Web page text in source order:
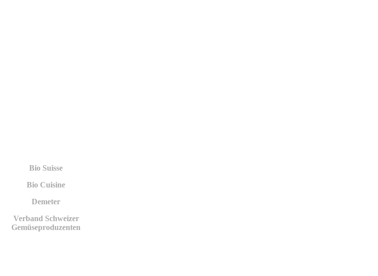
Bio Suisse
Bio Cuisine
Demeter
Verband Schweizer
Gemüseproduzenten